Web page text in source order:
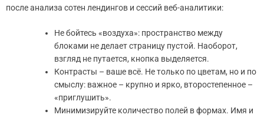
после анализа сотен лендингов и сессий веб-аналитики:
Не бойтесь «воздуха»: пространство между
блоками не делает страницу пустой. Наоборот,
взгляд не путается, кнопка выделяется.
Контрасты – ваше всё. Не только по цветам, но и по
смыслу: важное – крупно и ярко, второстепенное –
«приглушить».
Минимизируйте количество полей в формах. Имя и